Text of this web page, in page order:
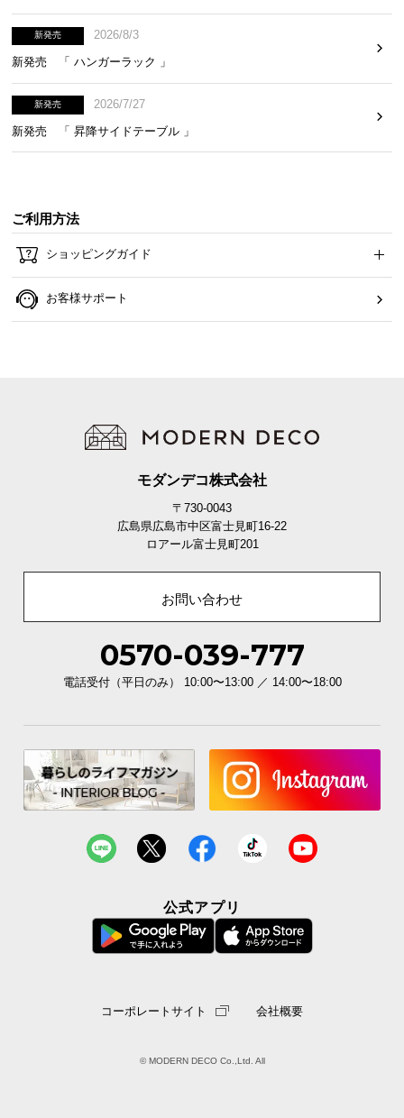
新発売
2026/8/3
新発売 「 ハンガーラック 」
新発売
2026/7/27
新発売 「 昇降サイドテーブル 」
ご利用方法
ショッピングガイド
お客様サポート
モダンデコ株式会社
〒730-0043
広島県広島市中区富士見町16-22
ロアール富士見町201
お問い合わせ
0570-039-777
電話受付（平日のみ） 10:00〜13:00 ／ 14:00〜18:00
公式アプリ
コーポレートサイト 会社概要
© MODERN DECO Co.,Ltd. All